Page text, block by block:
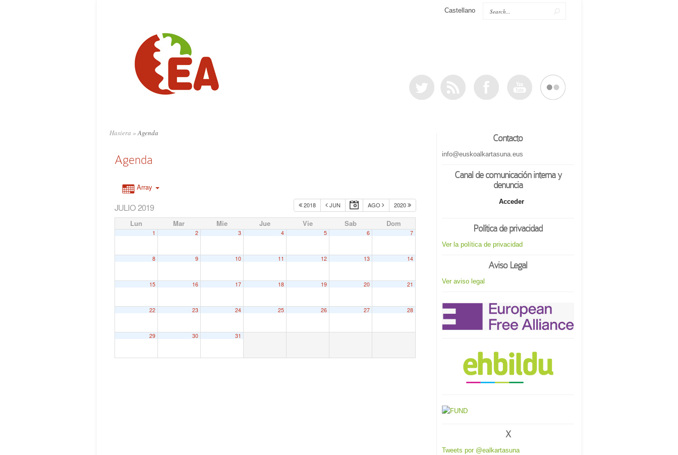
Castellano
Hasiera »Agenda
Agenda
Array
JULIO 2019 2018 JUN AGO 2020
Lun Mar Mie Jue Vie Sab Dom
1 2 3 4 5 6 7
8 9 10 11 12 13 14
15 16 17 18 19 20 21
22 23 24 25 26 27 28
29 30 31
Contacto
info@euskoalkartasuna.eus
Canal de comunicación interna y
denuncia
Acceder
Política de privacidad
Ver la política de privacidad
Aviso Legal
Ver aviso legal
X
Tweets por @ealkartasuna